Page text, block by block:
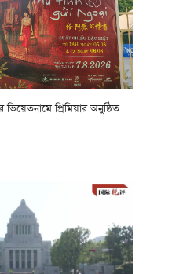
ভিয়েতনামে প্রিমিয়ার অনুষ্ঠিত